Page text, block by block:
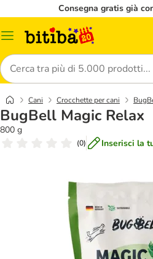
Consegna gratis già
Overview
Cerca
Cani Crocchette per cani
BugBell Magic Relax
800 g
(0) Inserisci la